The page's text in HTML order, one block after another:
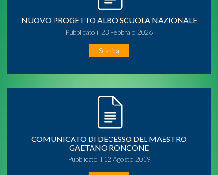
NUOVO PROGETTO ALBO SCUOLA NAZIONALE
Pubblicato il 23 Febbraio 2026
Scarica
COMUNICATO DI DECESSO DEL MAESTRO
GAETANO RONCONE
Pubblicato il 12 Agosto 2019